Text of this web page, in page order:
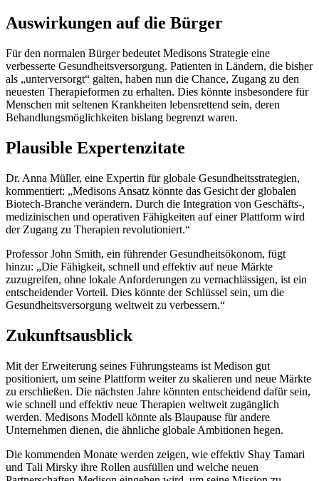
Auswirkungen auf die Bürger
Für den normalen Bürger bedeutet Medisons Strategie eine
verbesserte Gesundheitsversorgung. Patienten in Ländern, die bisher
als „unterversorgt“ galten, haben nun die Chance, Zugang zu den
neuesten Therapieformen zu erhalten. Dies könnte insbesondere für
Menschen mit seltenen Krankheiten lebensrettend sein, deren
Behandlungsmöglichkeiten bislang begrenzt waren.
Plausible Expertenzitate
Dr. Anna Müller, eine Expertin für globale Gesundheitsstrategien,
kommentiert: „Medisons Ansatz könnte das Gesicht der globalen
Biotech-Branche verändern. Durch die Integration von Geschäfts-,
medizinischen und operativen Fähigkeiten auf einer Plattform wird
der Zugang zu Therapien revolutioniert.“
Professor John Smith, ein führender Gesundheitsökonom, fügt
hinzu: „Die Fähigkeit, schnell und effektiv auf neue Märkte
zuzugreifen, ohne lokale Anforderungen zu vernachlässigen, ist ein
entscheidender Vorteil. Dies könnte der Schlüssel sein, um die
Gesundheitsversorgung weltweit zu verbessern.“
Zukunftsausblick
Mit der Erweiterung seines Führungsteams ist Medison gut
positioniert, um seine Plattform weiter zu skalieren und neue Märkte
zu erschließen. Die nächsten Jahre könnten entscheidend dafür sein,
wie schnell und effektiv neue Therapien weltweit zugänglich
werden. Medisons Modell könnte als Blaupause für andere
Unternehmen dienen, die ähnliche globale Ambitionen hegen.
Die kommenden Monate werden zeigen, wie effektiv Shay Tamari
und Tali Mirsky ihre Rollen ausfüllen und welche neuen